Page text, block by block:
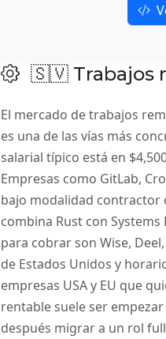
🇸🇻 Trabajos
El mercado de trabajos
es una de las vías más
salarial típico está en
Empresas como GitLab,
bajo modalidad contractor
combina Rust con
para cobrar son Wise,
de Estados Unidos y
empresas USA y EU que
rentable suele ser
después migrar a un rol